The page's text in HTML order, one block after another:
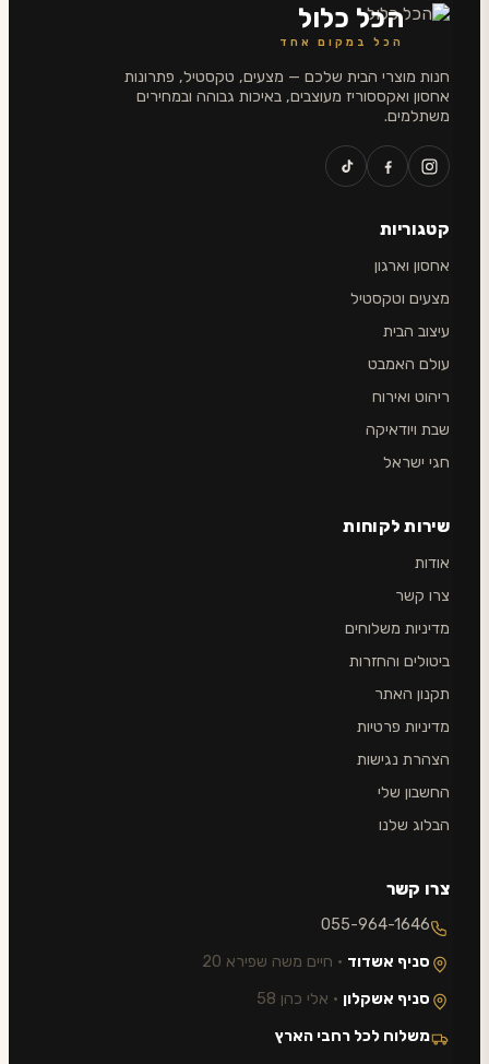
הכל כלול
הכל במקום אחד
חנות מוצרי הבית שלכם — מצעים, טקסטיל, פתרונות
אחסון ואקססוריז מעוצבים, באיכות גבוהה ובמחירים
משתלמים.
קטגוריות
אחסון וארגון
מצעים וטקסטיל
עיצוב הבית
עולם האמבט
ריהוט ואירוח
שבת ויודאיקה
חגי ישראל
שירות לקוחות
אודות
צרו קשר
מדיניות משלוחים
ביטולים והחזרות
תקנון האתר
מדיניות פרטיות
הצהרת נגישות
החשבון שלי
הבלוג שלנו
צרו קשר
055-964-1646
סניף אשדוד · חיים משה שפירא 20
סניף אשקלון · אלי כהן 58
משלוח לכל רחבי הארץ